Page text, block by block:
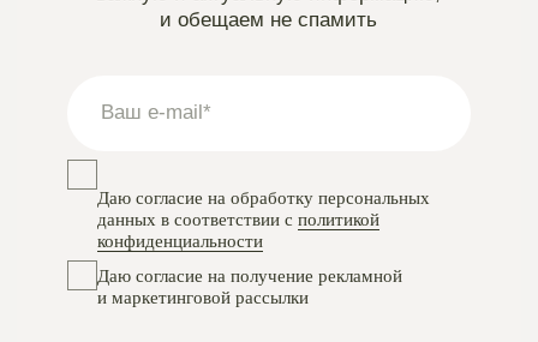
VKontakte
проект Meta Platforms, деятельность в РФ запрещена